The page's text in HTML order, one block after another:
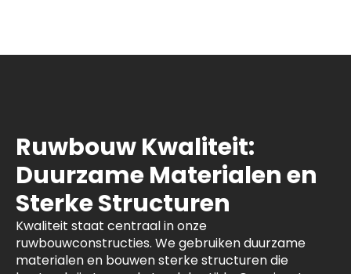
Ruwbouw Kwaliteit:
Duurzame Materialen en
Sterke Structuren
Kwaliteit staat centraal in onze
ruwbouwconstructies. We gebruiken duurzame
materialen en bouwen sterke structuren die